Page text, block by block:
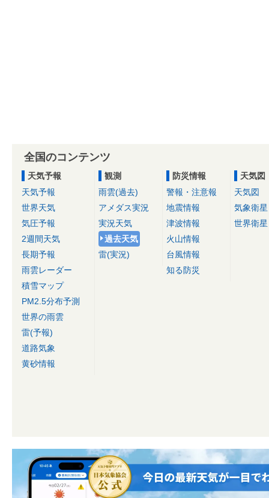
全国のコンテンツ
天気予報
天気予報
世界天気
気圧予報
2週間天気
長期予報
雨雲レーダー
積雪マップ
PM2.5分布予測
世界の雨雲
雷(予報)
道路気象
黄砂情報
観測
雨雲(過去)
アメダス実況
実況天気
過去天気
雷(実況)
防災情報
警報・注意報
地震情報
津波情報
火山情報
台風情報
知る防災
天気図
天気図
気象衛星
世界衛星